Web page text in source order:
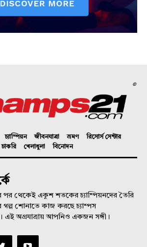
©
চ্যাম্পিয়ন জীবনযাত্রা ভ্রমণ
রিসোর্স সেন্টার
চাকরি
খেলাধুলা বিনোদন
পর থেকেই একুশ শতকের চ্যাম্পিয়নদের তৈরি
গল্প শোনাতে কাজ করছে চ্যাম্পস
এই অগ্রযাত্রায় আপনিও একজন সঙ্গী।